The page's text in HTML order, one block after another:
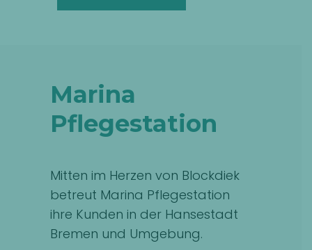
Marina
Pflegestation
Mitten im Herzen von Blockdiek
betreut Marina Pflegestation
ihre Kunden in der Hansestadt
Bremen und Umgebung.